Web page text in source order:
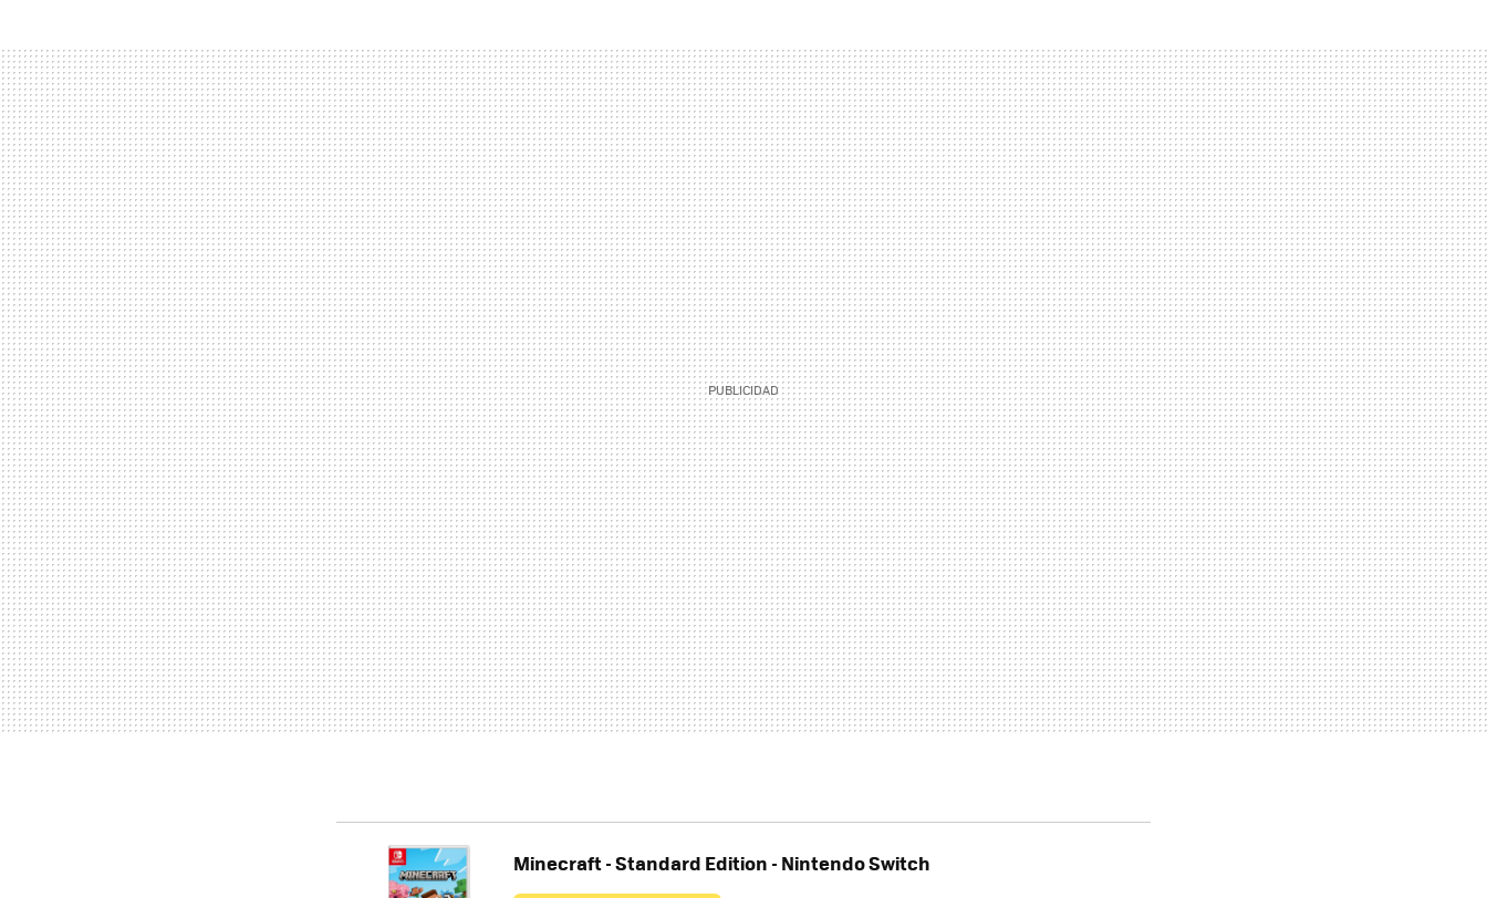
Minecraft - Standard Edition - Nintendo Switch